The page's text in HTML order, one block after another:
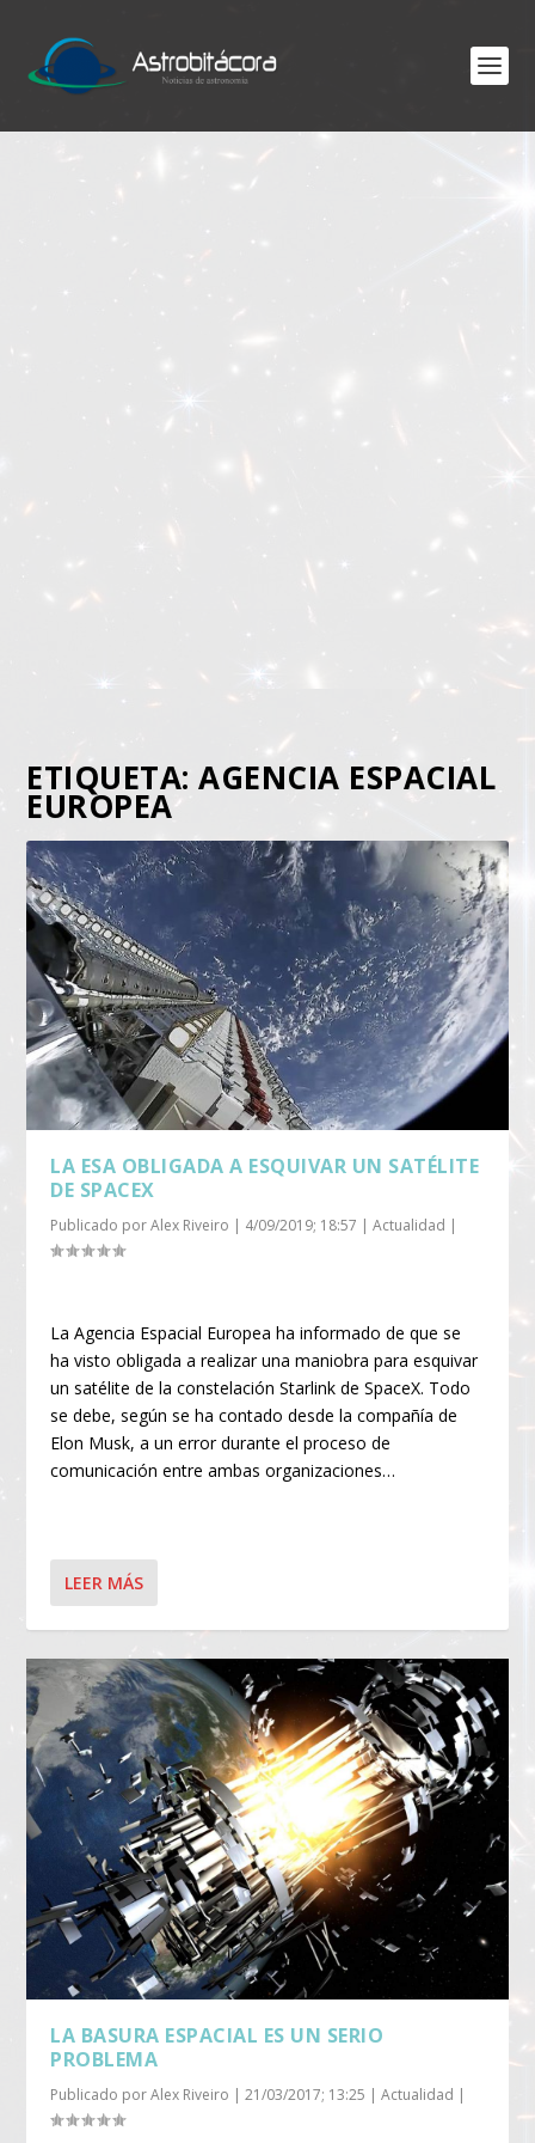
ETIQUETA:AGENCIA ESPACIAL
EUROPEA
LA ESA OBLIGADA A ESQUIVAR UN SATÉLITE
DE SPACEX
Publicado porAlex Riveiro | 4/09/2019; 18:57 |Actualidad |
La Agencia Espacial Europea ha informado de que se
ha visto obligada a realizar una maniobra para esquivar
un satélite de la constelación Starlink de SpaceX. Todo
se debe, según se ha contado desde la compañía de
Elon Musk, a un error durante el proceso de
comunicación entre ambas organizaciones…
LEER MÁS
LA BASURA ESPACIAL ES UN SERIO
PROBLEMA
Publicado porAlex Riveiro |21/03/2017; 13:25 |Actualidad |